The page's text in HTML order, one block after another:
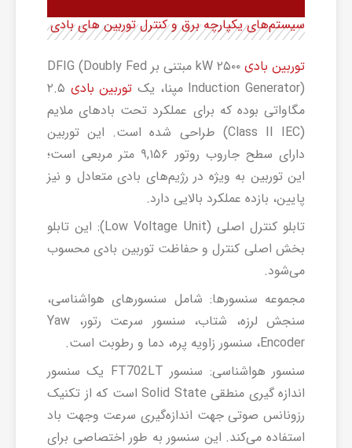
سیستم‌های یکپارچه برق و کنترل توربین های بادی
توربین بادی
۲۵۰۰ kW مبتنی بر DFIG (Doubly Fed
Induction Generator) مپنا، یک
توربین بادی ۲.۵
مگاواتی بوده که برای عملکرد تحت بادهای ملایم
(Class II IEC) طراحی شده است. این توربین
دارای سطح جاروب روتور ۹,۱۵۶ متر مربعی است؛
این توربین به ویژه در رژیم‌های بادی متعادل و نیز
پایین، بازده عملکرد بالایی دارد.
تابلو کنترل اصلی (Low Voltage Unit): این تابلو
بخش اصلی کنترل و حفاظت توربین بادی محسوب
می‌شود.
مجموعه سنسورها: شامل سنسورهای هواشناسی،
سنجش لرزه، شتاب، سنسور سرعت رتور، Yaw
Encoder، سنسور زاویه پره، دما و رطوبت است.
سنسور هواشناسی: سنسور FT702LT یک سنسور
اندازه گیری منطقی Solid State است که از تکنیک
رزونانس صوتی جهت اندازه‌گیری سرعت وجهت باد
استفاده می‌کند. این سنسور به طور اختصاصی برای